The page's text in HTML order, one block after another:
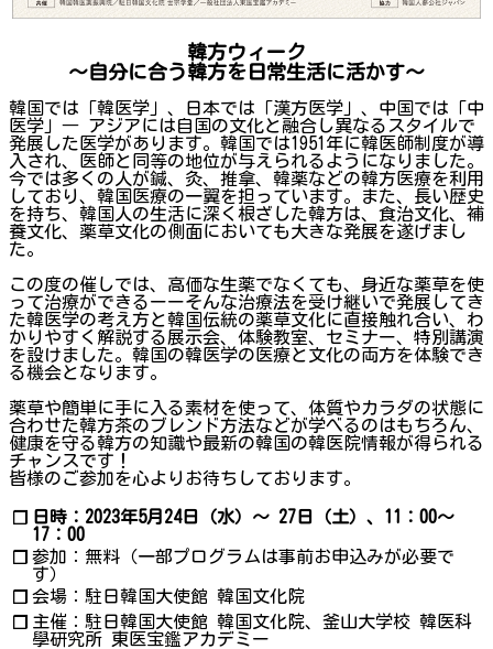
韓方ウィーク
～自分に合う韓方を日常生活に活かす～
韓国では「韓医学」、日本では「漢方医学」、中国では「中
医学」― アジアには自国の文化と融合し異なるスタイルで
発展した医学があります。韓国では1951年に韓医師制度が導
入され、医師と同等の地位が与えられるようになりました。
今では多くの人が鍼、灸、推拿、韓薬などの韓方医療を利用
しており、韓国医療の一翼を担っています。また、長い歴史
を持ち、韓国人の生活に深く根ざした韓方は、食治文化、補
養文化、薬草文化の側面においても大きな発展を遂げまし
た。
この度の催しでは、高価な生薬でなくても、身近な薬草を使
って治療ができるーーそんな治療法を受け継いで発展してき
た韓医学の考え方と韓国伝統の薬草文化に直接触れ合い、わ
かりやすく解説する展示会、体験教室、セミナー、特別講演
を設けました。韓国の韓医学の医療と文化の両方を体験でき
る機会となります。
薬草や簡単に手に入る素材を使って、体質やカラダの状態に
合わせた韓方茶のブレンド方法などが学べるのはもちろん、
健康を守る韓方の知識や最新の韓国の韓医院情報が得られる
チャンスです！
皆様のご参加を心よりお待ちしております。
❐
日時：2023年5月24日（水）～ 27日（土）、11：00～
17：00
❐ 参加：無料（一部プログラムは事前お申込みが必要で
す）
❐ 会場：駐日韓国大使館 韓国文化院
❐ 主催：駐日韓国大使館 韓国文化院、釜山大学校 韓医科
學研究所 東医宝鑑アカデミー